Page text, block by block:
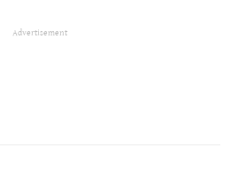
Advertisement